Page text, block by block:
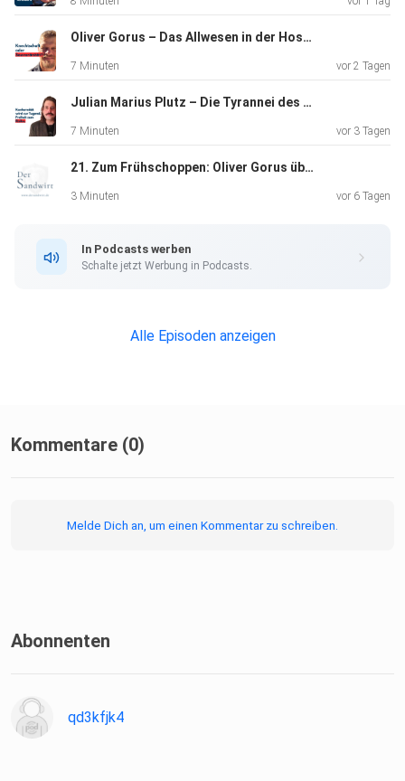
Oliver Gorus – Das Allwesen in der Hosentasche
7 Minuten vor 2 Tagen
Julian Marius Plutz – Die Tyrannei des Durchschnitts
7 Minuten vor 3 Tagen
21. Zum Frühschoppen: Oliver Gorus über Europas Stellung als KI Standort
3 Minuten vor 6 Tagen
In Podcasts werben
Schalte jetzt Werbung in Podcasts.
Alle Episoden anzeigen
Kommentare (0)
Melde Dich an, um einen Kommentar zu schreiben.
Abonnenten
qd3kfjk4